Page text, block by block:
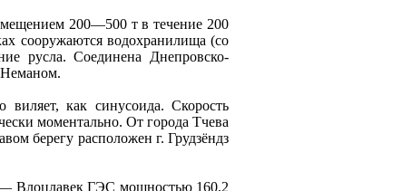
200—500 т в течение 200
сооружаются водохранилища (со
русла. Соединенa Днепровско-
как синусоида. Скорость
моментально. От города Тчева
берегу расположен г. Грудзёндз
— Влоцлавек ГЭС мощностью 160,2